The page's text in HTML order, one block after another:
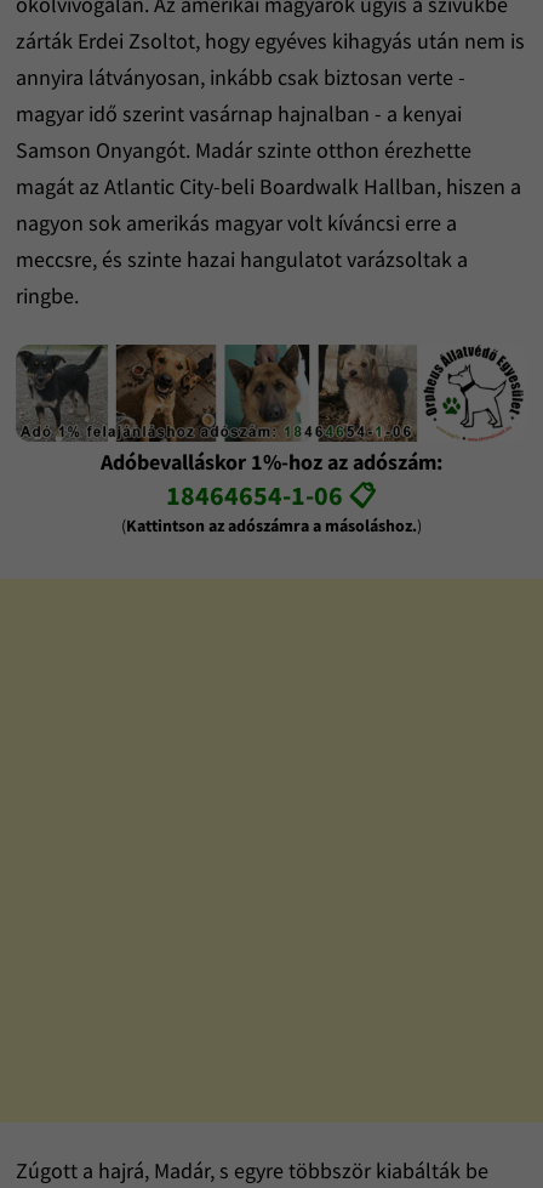
zárták Erdei Zsoltot, hogy egyéves kihagyás után nem is
annyira látványosan, inkább csak biztosan verte -
magyar idő szerint vasárnap hajnalban - a kenyai
Samson Onyangót. Madár szinte otthon érezhette
magát az Atlantic City-beli Boardwalk Hallban, hiszen a
nagyon sok amerikás magyar volt kíváncsi erre a
meccsre, és szinte hazai hangulatot varázsoltak a
ringbe.
Adóbevalláskor 1%-hoz az adószám:
18464654-1-06 📋
(Kattintson az adószámra a másoláshoz.)
Zúgott a hajrá, Madár, s egyre többször kiabálták be